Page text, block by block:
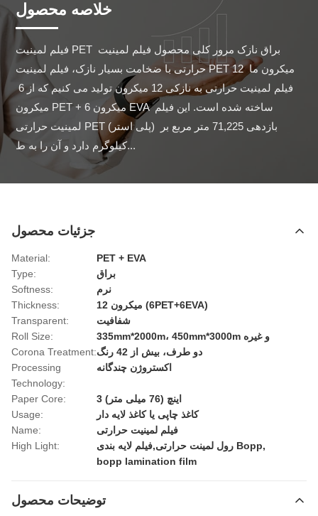
خلاصه محصول
فیلم لمینیت PET براق نازک مرور کلی محصول فیلم لمینیت
حرارتی با ضخامت بسیار نازک، فیلم لمینیت PET 12 میکرون ما
فیلم لمینیت حرارتی به نازکی 12 میکرون تولید می کنیم که از 6
میکرون PET + 6 میکرون EVA ساخته شده است. این فیلم
لمینیت حرارتی PET (پلی استر) بازدهی 71,225 متر مربع بر
کیلوگرم دارد و آن را به ط...
جزئیات محصول
Material:
PET + EVA
Type:
براق
Softness:
نرم
Thickness:
12 میکرون (6PET+6EVA)
Transparent:
شفافیت
Roll Size:
335mm*2000m، 450mm*3000m و غیره
Corona Treatment:
دو طرف، بیش از 42 رنگ
Processing
Technology:
اکستروژن چندگانه
Paper Core:
3 اینچ (76 میلی متر)
Usage:
کاغذ چاپی یا کاغذ لایه دار
Name:
فیلم لمینیت حرارتی
High Light:
رول لمینت حرارتی,فیلم لایه بندی Bopp,
bopp lamination film
توضیحات محصول